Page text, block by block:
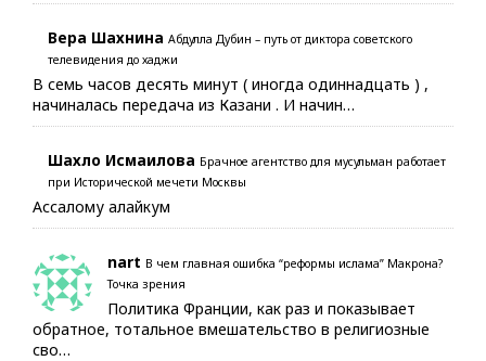
Вера Шахнина Абдулла Дубин – путь от диктора советского
телевидения до хаджи
В семь часов десять минут ( иногда одиннадцать ) ,
начиналась передача из Казани . И начин…
Шахло Исмаилова Брачное агентство для мусульман работает
при Исторической мечети Москвы
Ассалому алайкум
nart В чем главная ошибка “реформы ислама” Макрона?
Точка зрения
Политика Франции, как раз и показывает
обратное, тотальное вмешательство в религиозные
сво…